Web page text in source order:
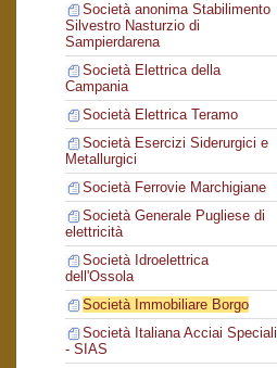
Società anonima Stabilimento
Silvestro Nasturzio di
Sampierdarena
Società Elettrica della
Campania
Società Elettrica Teramo
Società Esercizi Siderurgici e
Metallurgici
Società Ferrovie Marchigiane
Società Generale Pugliese di
elettricità
Società Idroelettrica
dell'Ossola
Società Immobiliare Borgo
Società Italiana Acciai Speciali
- SIAS